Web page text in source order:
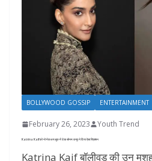
BOLLYWOOD GOSSIP ENTERTAINMENT
February 26, 2023 Youth Trend
Katrina Kaif को नो मेकअप लुक में देख सोनम कपूर ने दिया ऐसा रिएक्शन
Katrina Kaif बॉलीवुड की उन